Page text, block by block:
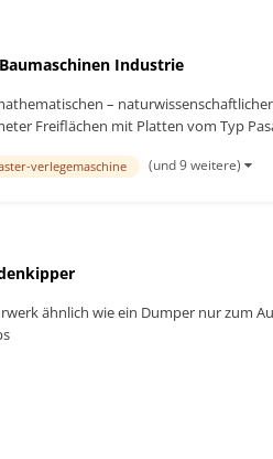
Industrie
–
Freiflächen mit Platten vom Typ
verlegemaschine (und 9 weitere)
ähnlich wie ein Dumper nur zum